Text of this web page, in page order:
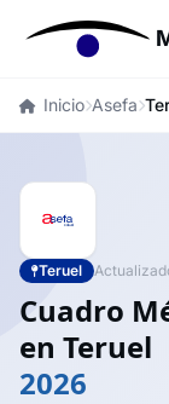
Inicio Asefa
Teruel
Cuadro
en Teruel
2026